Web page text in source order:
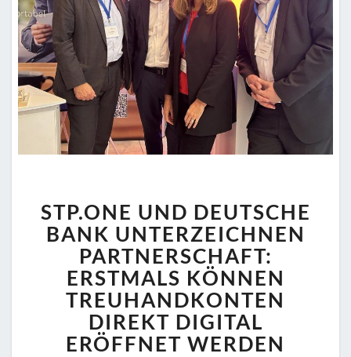
UND
DEUTSCHE
BANK
UNTERZEICHNEN
PARTNERSCHAFT:
ERSTMALS
KÖNNEN
TREUHANDKONTEN
DIREKT
STP.ONE UND DEUTSCHE
BANK UNTERZEICHNEN
PARTNERSCHAFT:
ERSTMALS KÖNNEN
TREUHANDKONTEN
DIREKT DIGITAL
ERÖFFNET WERDEN